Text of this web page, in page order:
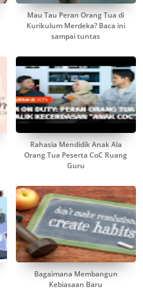
Mau Tau Peran Orang Tua di
Kurikulum Merdeka? Baca ini
sampai tuntas
Rahasia Mendidik Anak Ala
Orang Tua Peserta CoC Ruang
Guru
Bagaimana Membangun
Kebiasaan Baru